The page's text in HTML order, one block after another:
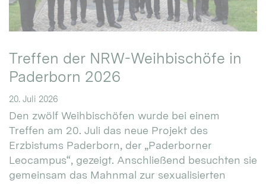
Treffen der NRW-Weihbischöfe in
Paderborn 2026
20. Juli 2026
Den zwölf Weihbischöfen wurde bei einem
Treffen am 20. Juli das neue Projekt des
Erzbistums Paderborn, der „Paderborner
Leocampus“, gezeigt. Anschließend besuchten sie
gemeinsam das Mahnmal zur sexualisierten